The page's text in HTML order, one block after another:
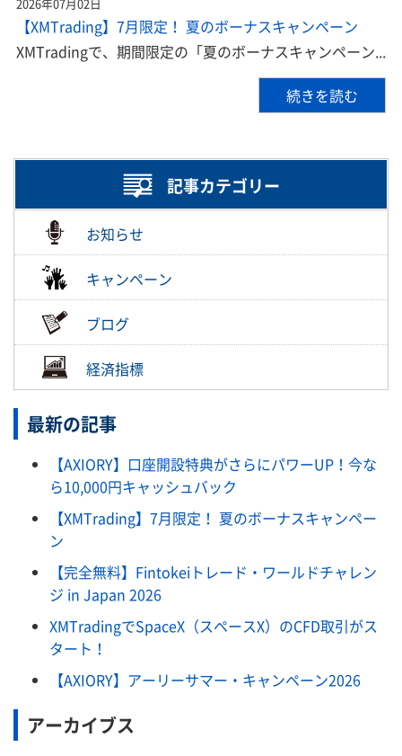
【XMTrading】7月限定！ 夏のボーナスキャンペーン
XMTradingで、期間限定の「夏のボーナスキャンペーン...
続きを読む
記事カテゴリー
お知らせ
キャンペーン
ブログ
経済指標
最新の記事
【AXIORY】口座開設特典がさらにパワーUP！今な
ら10,000円キャッシュバック
【XMTrading】7月限定！ 夏のボーナスキャンペー
ン
【完全無料】Fintokeiトレード・ワールドチャレン
ジ in Japan 2026
XMTradingでSpaceX（スペースX）のCFD取引がス
タート！
【AXIORY】アーリーサマー・キャンペーン2026
アーカイブス